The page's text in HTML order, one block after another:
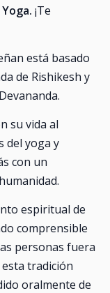
¡Te
está basado
de Rishikesh y
su vida al
del yoga y
con un
espiritual de
comprensible
personas fuera
tradición
oralmente de